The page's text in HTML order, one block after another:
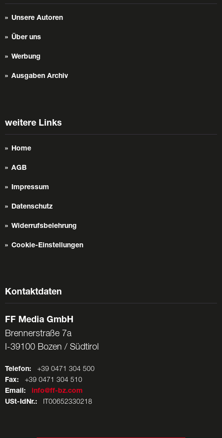
Unsere Autoren
Über uns
Werbung
Ausgaben Archiv
weitere Links
Home
AGB
Impressum
Datenschutz
Widerrufsbelehrung
Cookie-Einstellungen
Kontaktdaten
FF Media GmbH
Brennerstraße 7a
I-39100 Bozen / Südtirol
Telefon: +39 0471 304 500
Fax: +39 0471 304 510
Email:
info@ff-bz.com
USt-IdNr.: IT00652330218